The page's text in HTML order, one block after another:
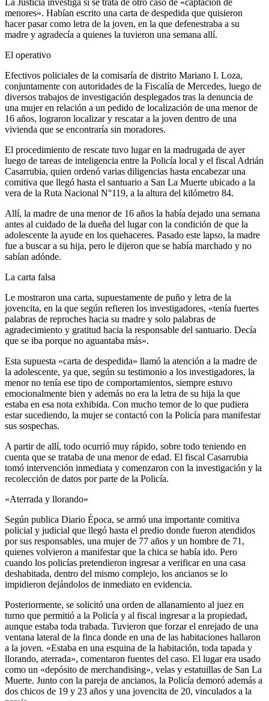
menores». Habían escrito una carta de despedida que quisieron
hacer pasar como letra de la joven, en la que defenestraba a su
madre y agradecía a quienes la tuvieron una semana allí.
El operativo
Efectivos policiales de la comisaría de distrito Mariano I. Loza,
conjuntamente con autoridades de la Fiscalía de Mercedes, luego de
diversos trabajos de investigación desplegados tras la denuncia de
una mujer en relación a un pedido de localización de una menor de
16 años, lograron localizar y rescatar a la joven dentro de una
vivienda que se encontraría sin moradores.
El procedimiento de rescate tuvo lugar en la madrugada de ayer
luego de tareas de inteligencia entre la Policía local y el fiscal Adrián
Casarrubia, quien ordenó varias diligencias hasta encabezar una
comitiva que llegó hasta el santuario a San La Muerte ubicado a la
vera de la Ruta Nacional N°119, a la altura del kilómetro 84.
Allí, la madre de una menor de 16 años la había dejado una semana
antes al cuidado de la dueña del lugar con la condición de que la
adolescente la ayude en los quehaceres. Pasado este lapso, la madre
fue a buscar a su hija, pero le dijeron que se había marchado y no
sabían adónde.
La carta falsa
Le mostraron una carta, supuestamente de puño y letra de la
jovencita, en la que según refieren los investigadores, «tenía fuertes
palabras de reproches hacia su madre y solo palabras de
agradecimiento y gratitud hacia la responsable del santuario. Decía
que se iba porque no aguantaba más».
Esta supuesta «carta de despedida» llamó la atención a la madre de
la adolescente, ya que, según su testimonio a los investigadores, la
menor no tenía ese tipo de comportamientos, siempre estuvo
emocionalmente bien y además no era la letra de su hija la que
estaba en esa nota exhibida. Con mucho temor de lo que pudiera
estar sucediendo, la mujer se contactó con la Policía para manifestar
sus sospechas.
A partir de allí, todo ocurrió muy rápido, sobre todo teniendo en
cuenta que se trataba de una menor de edad. El fiscal Casarrubia
tomó intervención inmediata y comenzaron con la investigación y la
recolección de datos por parte de la Policía.
«Aterrada y llorando»
Según publica Diario Época, se armó una importante comitiva
policial y judicial que llegó hasta el predio donde fueron atendidos
por sus responsables, una mujer de 77 años y un hombre de 71,
quienes volvieron a manifestar que la chica se había ido. Pero
cuando los policías pretendieron ingresar a verificar en una casa
deshabitada, dentro del mismo complejo, los ancianos se lo
impidieron dejándolos de inmediato en evidencia.
Posteriormente, se solicitó una orden de allanamiento al juez en
turno que permitió a la Policía y al fiscal ingresar a la propiedad,
aunque estaba toda trabada. Tuvieron que forzar el enrejado de una
ventana lateral de la finca donde en una de las habitaciones hallaron
a la joven. «Estaba en una esquina de la habitación, toda tapada y
llorando, aterrada», comentaron fuentes del caso. El lugar era usado
como un «depósito de merchandising», velas y estatuillas de San La
Muerte. Junto con la pareja de ancianos, la Policía demoró además a
dos chicos de 19 y 23 años y una jovencita de 20, vinculados a la